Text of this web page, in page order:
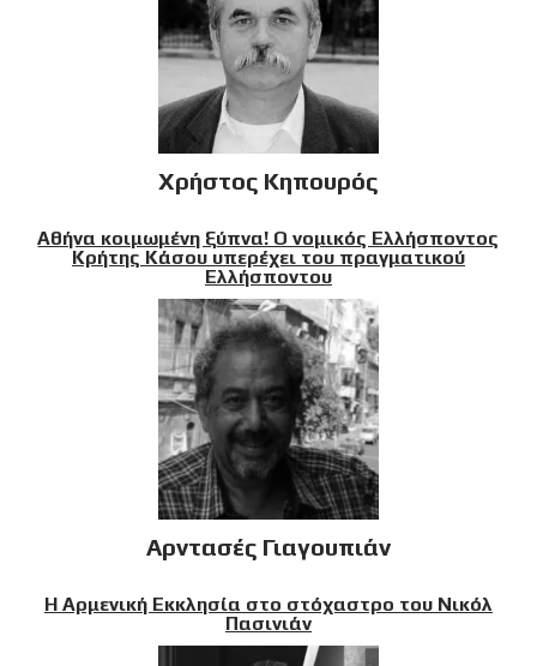
Χρήστος Κηπουρός
Αθήνα κοιμωμένη ξύπνα! Ο νομικός Ελλήσποντος
Κρήτης Κάσου υπερέχει του πραγματικού
Ελλήσποντου
Αρντασές Γιαγουπιάν
Η Αρμενική Εκκλησία στο στόχαστρο του Νικόλ
Πασινιάν